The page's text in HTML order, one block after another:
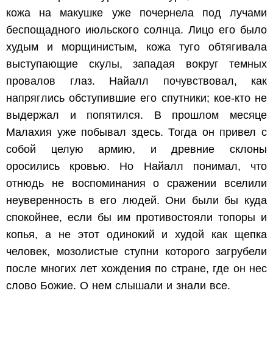
кожа на макушке уже почернела под лучами
беспощадного июльского солнца. Лицо его было
худым и морщинистым, кожа туго обтягивала
выступающие скулы, западая вокруг темных
провалов глаз. Найалл почувствовал, как
напряглись обступившие его спутники; кое-кто не
выдержал и попятился. В прошлом месяце
Малахия уже побывал здесь. Тогда он привел с
собой целую армию, и древние склоны
оросились кровью. Но Найалл понимал, что
отнюдь не воспоминания о сражении вселили
неуверенность в его людей. Они были бы куда
спокойнее, если бы им противостояли топоры и
копья, а не этот одинокий и худой как щепка
человек, мозолистые ступни которого загрубели
после многих лет хождения по стране, где он нес
слово Божие. О нем слышали и знали все.